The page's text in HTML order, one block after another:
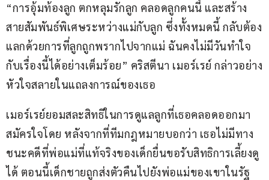
“การอุ้มท้องลูก ตกหลุมรักลูก คลอดลูกคนนี้ และสร้าง
สายสัมพันธ์พิเศษระหว่างแม่กับลูก ซึ่งทั้งหมดนี้ กลับต้อง
แลกด้วยการที่ลูกถูกพรากไปจากแม่ ฉันคงไม่มีวันทำใจ
กับเรื่องนี้ได้อย่างเต็มร้อย” คริสตีนา เมอร์เรย์ กล่าวอย่าง
หัวใจสลายในแถลงการณ์ของเธอ
เมอร์เรย์ยอมสละสิทธิในการดูแลลูกที่เธอคลอดออกมา
สมัครใจโดย หลังจากที่ทีมกฎหมายบอกว่า เธอไม่มีทาง
ชนะคดีที่พ่อแม่ที่แท้จริงของเด็กยื่นขอรับสิทธิการเลี้ยงดู
ได้ ตอนนี้เด็กชายถูกส่งตัวคืนไปยังพ่อแม่ของเขาในรัฐ